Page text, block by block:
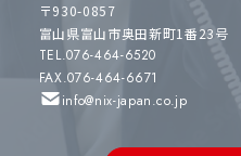
〒930-0857
富山県富山市奥田新町1番23号
TEL.076-464-6520
FAX.076-464-6671
info@nix-japan.co.jp